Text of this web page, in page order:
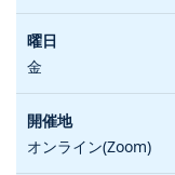
金
オンライン(Zoom)